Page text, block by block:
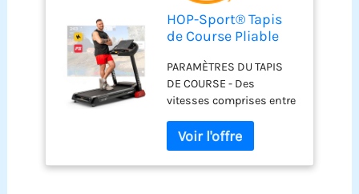
HOP-Sport® Tapis
de Course Pliable
Moteur 3,5 CV,
Vitesses de 0,8 à 20
km/h Tapis Roulant
électrique
inclinable de 0 à
15%, 12 Programmes
d'entraînement, 4
PARAMÈTRES DU TAPIS
DE COURSE - Des
vitesses comprises entre
prises en charge par le
moteur de 3,5 CV.
L'inclinaison du tapis